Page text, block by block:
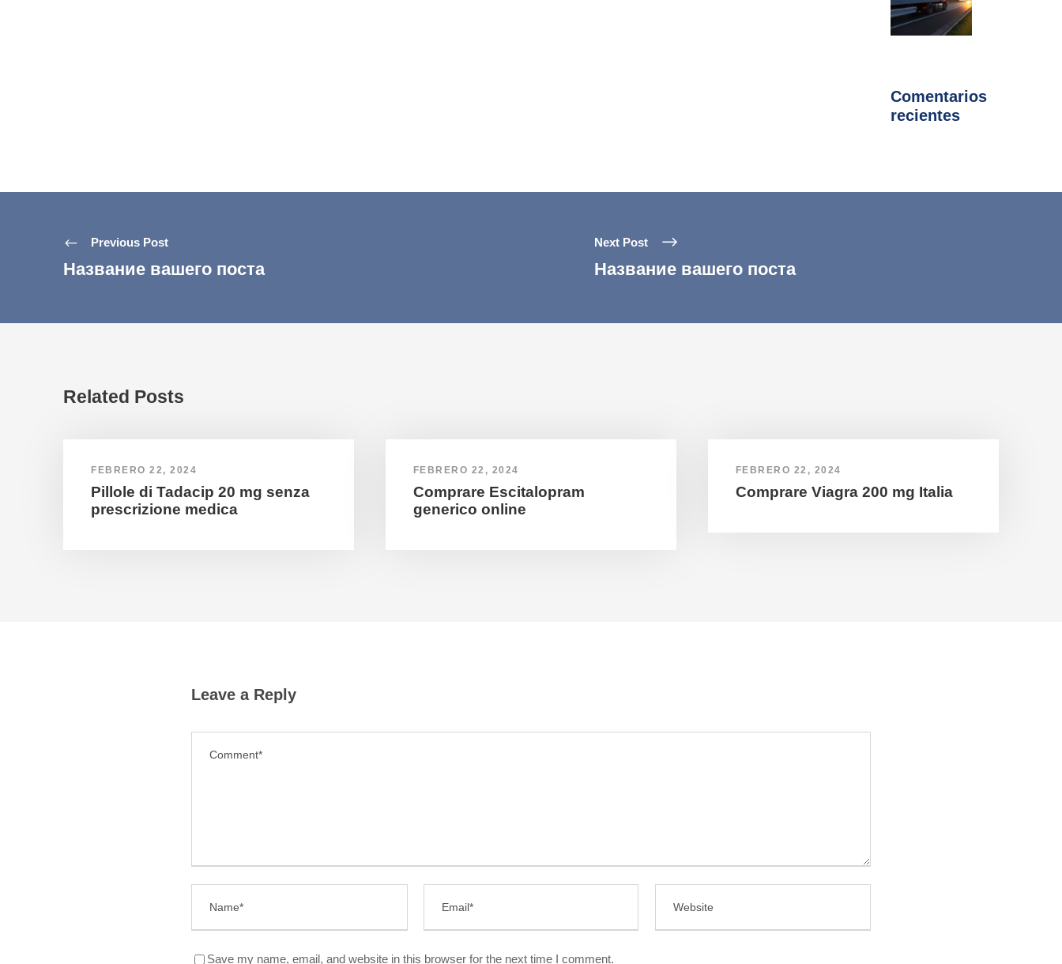
Comentarios
recientes
Previous Post
Название вашего поста
Next Post
Название вашего поста
Related Posts
FEBRERO 22, 2024
Pillole di Tadacip 20 mg senza
prescrizione medica
FEBRERO 22, 2024
Comprare Escitalopram
generico online
FEBRERO 22, 2024
Comprare Viagra 200 mg Italia
Leave a Reply
Save my name, email, and website in this browser for the next time I comment.